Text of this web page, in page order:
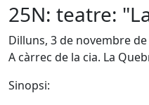
25N: teatre:
Dilluns, 3 de novembre de
A càrrec de la cia. La
Sinopsi: